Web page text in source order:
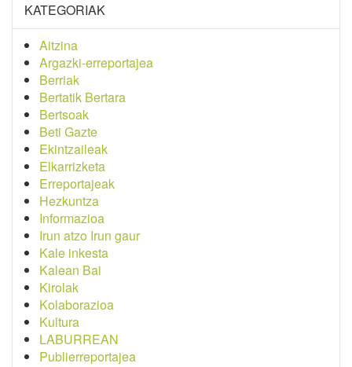
KATEGORIAK
Aitzina
Argazki-erreportajea
Berriak
Bertatik Bertara
Bertsoak
Beti Gazte
Ekintzaileak
Elkarrizketa
Erreportajeak
Hezkuntza
Informazioa
Irun atzo Irun gaur
Kale inkesta
Kalean Bai
Kirolak
Kolaborazioa
Kultura
LABURREAN
Publierreportajea